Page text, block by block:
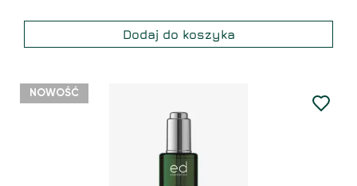
Dodaj do koszyka
NOWOŚĆ